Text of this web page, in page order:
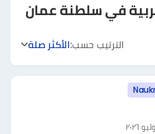
في سلطنة عمان
الترتيب حسب:الأكثر صلة